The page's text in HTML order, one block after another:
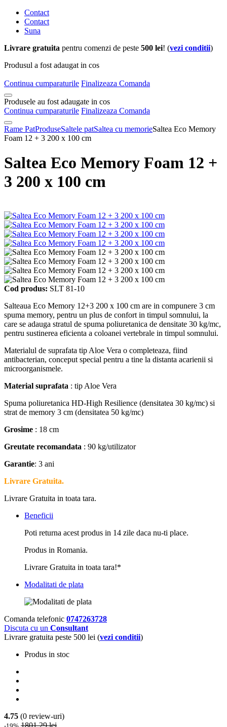
Contact
Contact
Suna
Livrare gratuita pentru comenzi de peste 500 lei! (vezi conditii)
Produsul a fost adaugat in cos
Continua cumparaturile Finalizeaza Comanda
Produsele au fost adaugate in cos
Continua cumparaturile Finalizeaza Comanda
Rame PatProduseSaltele patSaltea cu memorieSaltea Eco Memory
Foam 12 + 3 200 x 100 cm
Saltea Eco Memory Foam 12 +
3 200 x 100 cm
Cod produs: SLT 81-10
Salteaua Eco Memory 12+3 200 x 100 cm are in compunere 3 cm
spuma memory, pentru un plus de confort in timpul somnului, la
care se adauga stratul de spuma poliuretanica de densitate 30 kg/mc,
pentru sustinerea eficienta a coloanei vertebrale in timpul somnului.
Materialul de suprafata tip Aloe Vera o completeaza, fiind
antibacterian, conceput special pentru a tine la distanta acarienii si
microorganismele.
Material suprafata : tip Aloe Vera
Spuma poliuretanica HD-High Resilience (densitatea 30 kg/mc) si
strat de memory 3 cm (densitatea 50 kg/mc)
Grosime : 18 cm
Greutate recomandata : 90 kg/utilizator
Garantie: 3 ani
Livrare Gratuita.
Livrare Gratuita in toata tara.
Beneficii
Poti returna acest produs in 14 zile daca nu-ti place.
Produs in Romania.
Livrare Gratuita in toata tara!*
Modalitati de plata
Comanda telefonic 0747263728
Discuta cu un Consultant
Livrare gratuita peste 500 lei (vezi conditii)
Produs in stoc
4.75 (0 review-uri)
1801.29 lei